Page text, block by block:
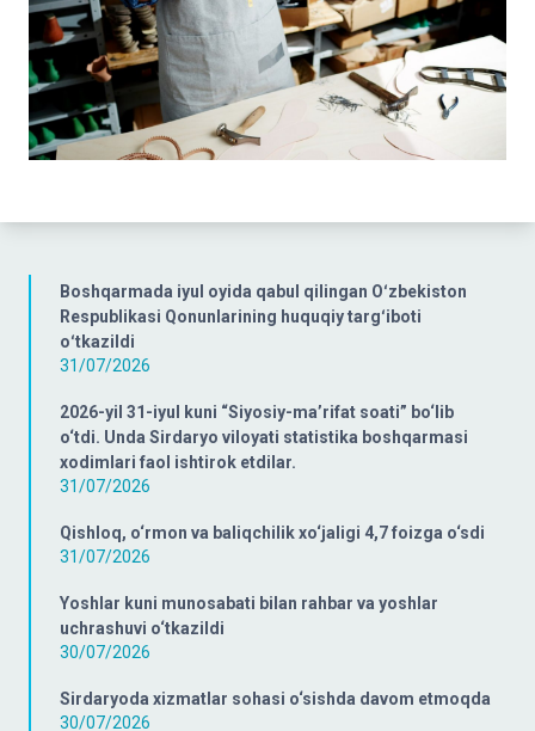
Boshqarmada iyul oyida qabul qilingan Oʻzbekiston
Respublikasi Qonunlarining huquqiy targʻiboti
oʻtkazildi
31/07/2026
2026-yil 31-iyul kuni “Siyosiy-ma’rifat soati” bo‘lib
o‘tdi. Unda Sirdaryo viloyati statistika boshqarmasi
xodimlari faol ishtirok etdilar.
31/07/2026
Qishloq, o‘rmon va baliqchilik xo‘jaligi 4,7 foizga o‘sdi
31/07/2026
Yoshlar kuni munosabati bilan rahbar va yoshlar
uchrashuvi o‘tkazildi
30/07/2026
Sirdaryoda xizmatlar sohasi o‘sishda davom etmoqda
30/07/2026